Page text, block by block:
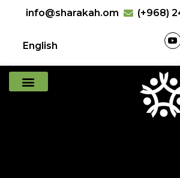
(+968)
info@sharakah.om
English